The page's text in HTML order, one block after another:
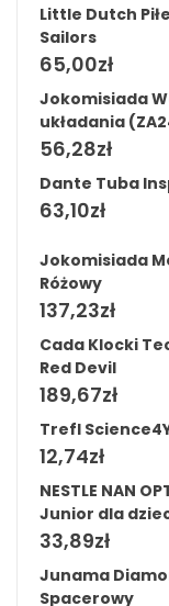
Little Dutch
Sailors
65,00zł
Jokomisiada
układania
56,28zł
Dante Tuba
63,10zł
Jokomisiada
Różowy
137,23zł
Cada Klocki
Red Devil
189,67zł
Trefl
12,74zł
NESTLE NAN
Junior dla
33,89zł
Junama
Spacerowy